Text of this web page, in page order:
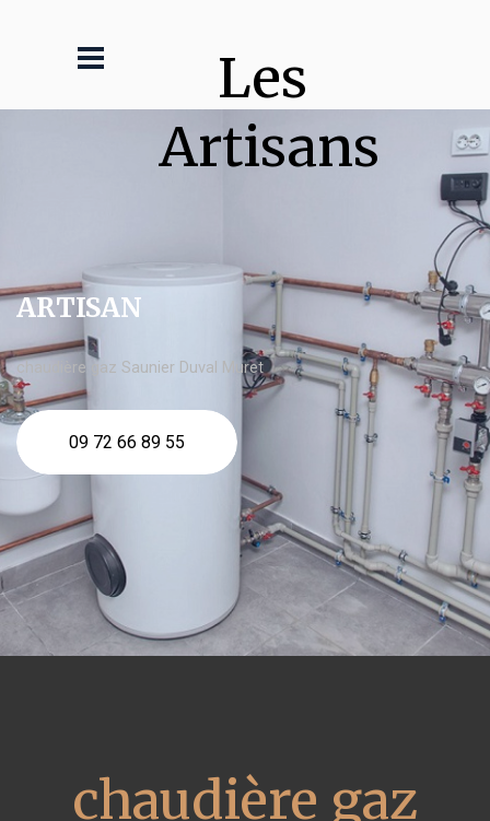
Les
Artisans
ARTISAN
chaudière gaz Saunier Duval Muret
09 72 66 89 55
chaudière gaz